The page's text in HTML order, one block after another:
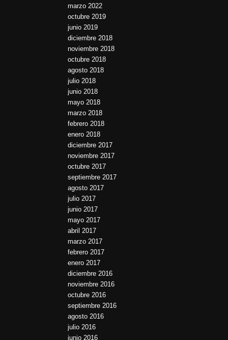
marzo 2022
octubre 2019
junio 2019
diciembre 2018
noviembre 2018
octubre 2018
agosto 2018
julio 2018
junio 2018
mayo 2018
marzo 2018
febrero 2018
enero 2018
diciembre 2017
noviembre 2017
octubre 2017
septiembre 2017
agosto 2017
julio 2017
junio 2017
mayo 2017
abril 2017
marzo 2017
febrero 2017
enero 2017
diciembre 2016
noviembre 2016
octubre 2016
septiembre 2016
agosto 2016
julio 2016
junio 2016